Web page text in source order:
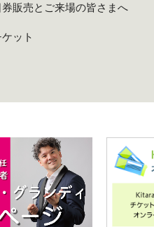
販売とご来場の皆さまへ
ット